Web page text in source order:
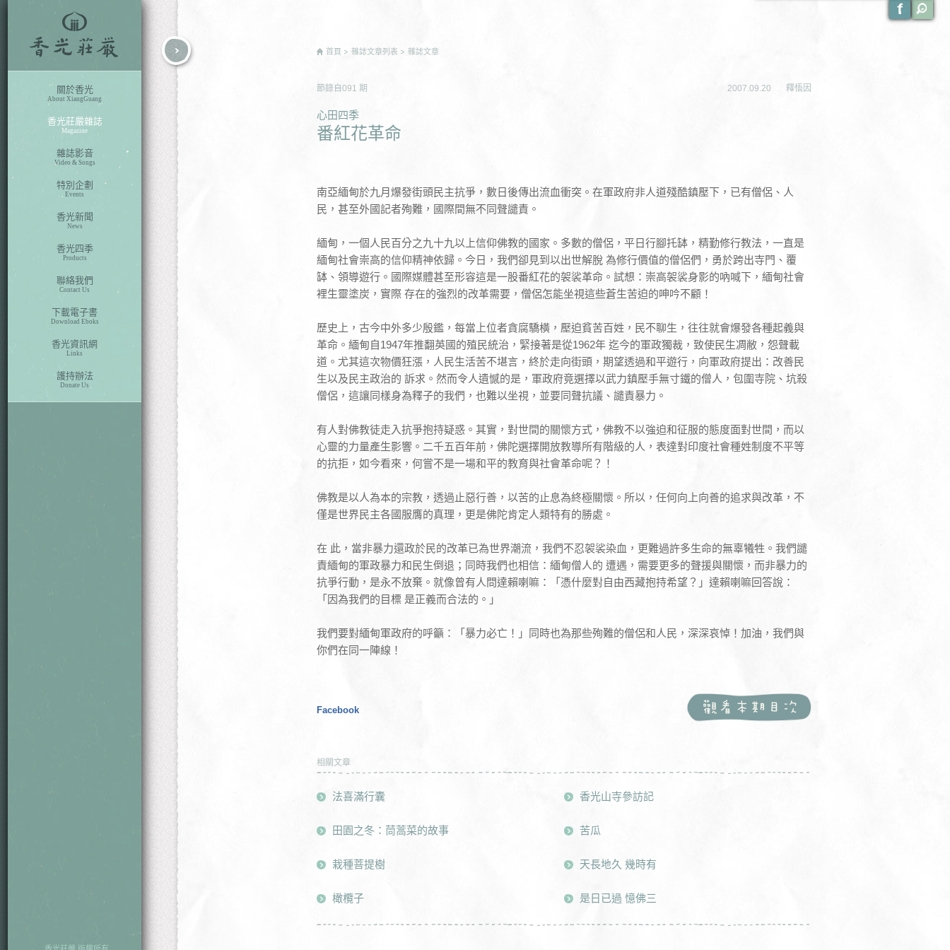
關於香光
About XiangGuang
香光莊嚴雜誌
Magazine
雜誌影音
Video & Songs
特別企劃
Events
香光新聞
News
香光四季
Products
聯絡我們
Contact Us
下載電子書
Download Eboks
香光資訊網
Links
護持辦法
Donate Us
首頁 雜誌文章列表 雜誌文章
節錄自 091 期 2007.09.20 釋悟因
心田四季
番紅花革命
南亞緬甸於九月爆發街頭民主抗爭，數日後傳出流血衝突。在軍政府非人道殘酷鎮壓下，已有僧侶、人
民，甚至外國記者殉難，國際間無不同聲譴責。
緬甸，一個人民百分之九十九以上信仰佛教的國家。多數的僧侶，平日行腳托缽，精勤修行教法，一直是
緬甸社會崇高的信仰精神依歸。今日，我們卻見到以出世解脫 為修行價值的僧侶們，勇於跨出寺門、覆
缽、領導遊行。國際媒體甚至形容這是一股番紅花的袈裟革命。試想：崇高袈裟身影的吶喊下，緬甸社會
裡生靈塗炭，實際 存在的強烈的改革需要，僧侶怎能坐視這些蒼生苦迫的呻吟不顧！
歷史上，古今中外多少殷鑑，每當上位者貪腐驕橫，壓迫貧苦百姓，民不聊生，往往就會爆發各種起義與
革命。緬甸自1947年推翻英國的殖民統治，緊接著是從1962年 迄今的軍政獨裁，致使民生凋敝，怨聲載
道。尤其這次物價狂漲，人民生活苦不堪言，終於走向街頭，期望透過和平遊行，向軍政府提出：改善民
生以及民主政治的 訴求。然而令人遺憾的是，軍政府竟選擇以武力鎮壓手無寸鐵的僧人，包圍寺院、坑殺
僧侶，這讓同樣身為釋子的我們，也難以坐視，並要同聲抗議、譴責暴力。
有人對佛教徒走入抗爭抱持疑惑。其實，對世間的關懷方式，佛教不以強迫和征服的態度面對世間，而以
心靈的力量產生影響。二千五百年前，佛陀選擇開放教導所有階級的人，表達對印度社會種姓制度不平等
的抗拒，如今看來，何嘗不是一場和平的教育與社會革命呢？！
佛教是以人為本的宗教，透過止惡行善，以苦的止息為終極關懷。所以，任何向上向善的追求與改革，不
僅是世界民主各國服膺的真理，更是佛陀肯定人類特有的勝處。
在 此，當非暴力還政於民的改革已為世界潮流，我們不忍袈裟染血，更難過許多生命的無辜犧牲。我們譴
責緬甸的軍政暴力和民生倒退；同時我們也相信：緬甸僧人的 遭遇，需要更多的聲援與關懷，而非暴力的
抗爭行動，是永不放棄。就像曾有人問達賴喇嘛：「憑什麼對自由西藏抱持希望？」達賴喇嘛回答說：
「因為我們的目標 是正義而合法的。」
我們要對緬甸軍政府的呼籲：「暴力必亡！」同時也為那些殉難的僧侶和人民，深深哀悼！加油，我們與
你們在同一陣線！
Facebook
相關文章
法喜滿行囊
田園之冬：茼蒿菜的故事
栽種菩提樹
橄欖子
香光山寺參訪記
苦瓜
天長地久 幾時有
是日已過 憶佛三